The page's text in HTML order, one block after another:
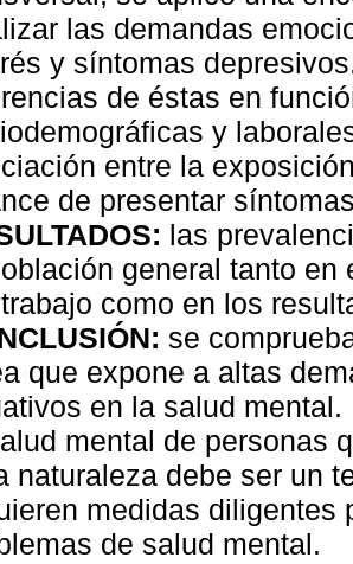
las demandas
y síntomas
de éstas en
y
entre la
de presentar
las
general tanto
como en los
se
que expone a altas
en la salud
mental de personas
naturaleza debe ser un
medidas diligentes
de salud mental.